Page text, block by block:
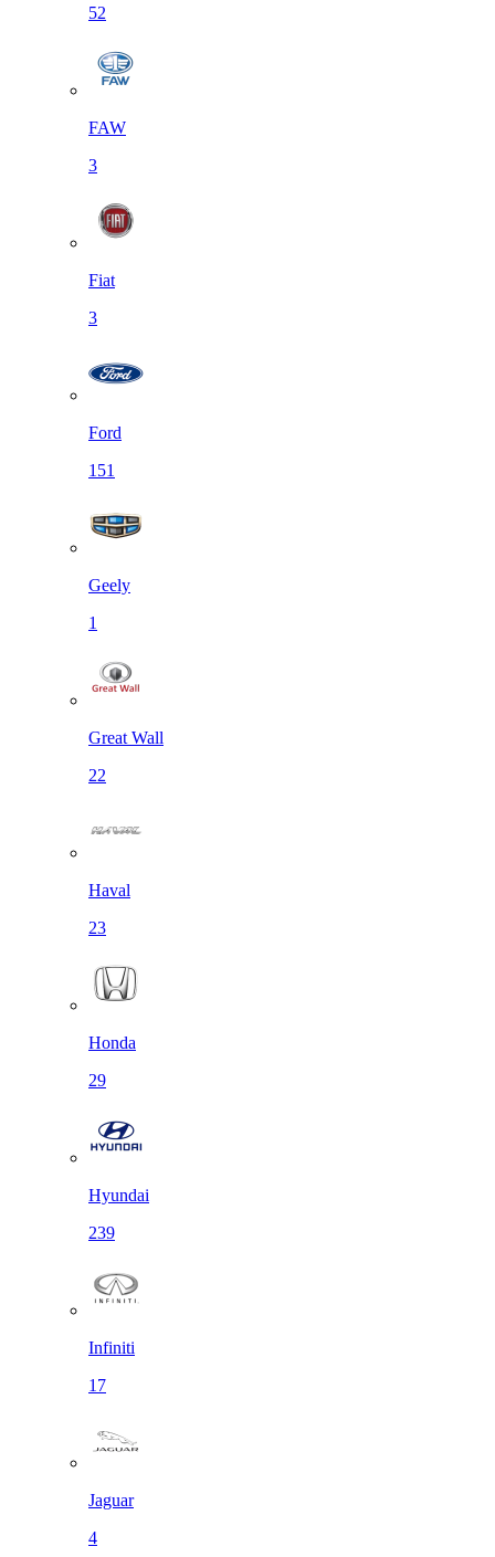
52
FAW
3
Fiat
3
Ford
151
Geely
1
Great Wall
22
Haval
23
Honda
29
Hyundai
239
Infiniti
17
Jaguar
4